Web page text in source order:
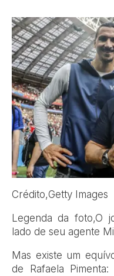
Crédito,Getty Images
Legenda da foto,O
lado de seu agente
Mas existe um
de Rafaela